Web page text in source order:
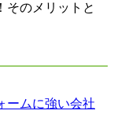
そのメリットと
ームに強い会社